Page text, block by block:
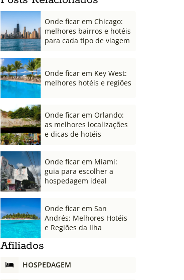
Onde ficar em Chicago:
melhores bairros e hotéis
para cada tipo de viagem
Onde ficar em Key West:
melhores hotéis e regiões
Onde ficar em Orlando:
as melhores localizações
e dicas de hotéis
Onde ficar em Miami:
guia para escolher a
hospedagem ideal
Onde ficar em San
Andrés: Melhores Hotéis
e Regiões da Ilha
Afiliados
HOSPEDAGEM